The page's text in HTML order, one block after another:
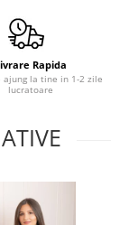
Rapida
ajung la tine in 1-2 zile
lucratoare